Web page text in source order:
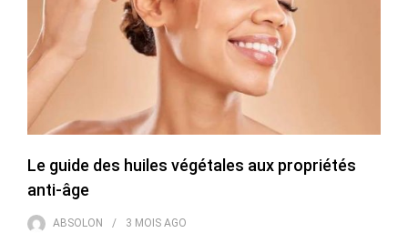
Le guide des huiles végétales aux propriétés
anti-âge
ABSOLON 3 MOIS AGO